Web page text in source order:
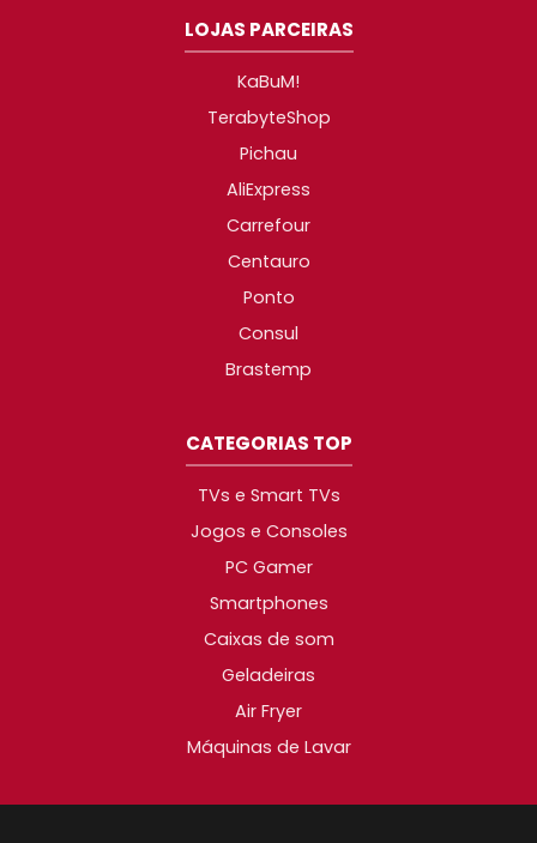
LOJAS PARCEIRAS
KaBuM!
TerabyteShop
Pichau
AliExpress
Carrefour
Centauro
Ponto
Consul
Brastemp
CATEGORIAS TOP
TVs e Smart TVs
Jogos e Consoles
PC Gamer
Smartphones
Caixas de som
Geladeiras
Air Fryer
Máquinas de Lavar